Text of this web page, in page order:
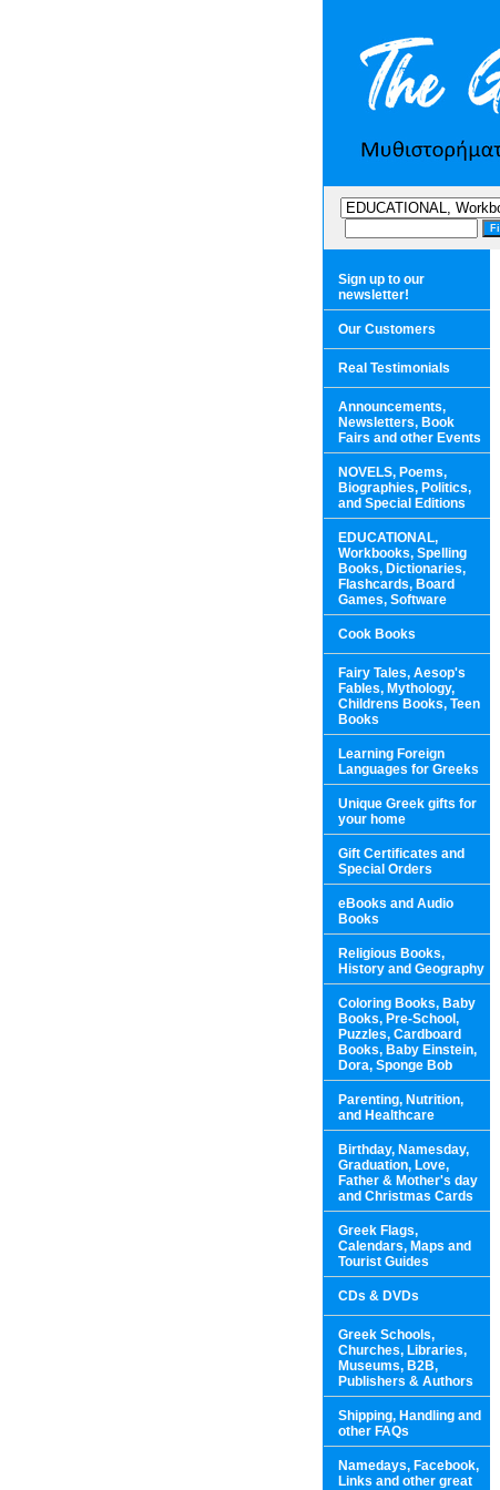
Sign up to our
newsletter!
Our Customers
Real Testimonials
Announcements,
Newsletters, Book
Fairs and other Events
NOVELS, Poems,
Biographies, Politics,
and Special Editions
EDUCATIONAL,
Workbooks, Spelling
Books, Dictionaries,
Flashcards, Board
Games, Software
Cook Books
Fairy Tales, Aesop's
Fables, Mythology,
Childrens Books, Teen
Books
Learning Foreign
Languages for Greeks
Unique Greek gifts for
your home
Gift Certificates and
Special Orders
eBooks and Audio
Books
Religious Books,
History and Geography
Coloring Books, Baby
Books, Pre-School,
Puzzles, Cardboard
Books, Baby Einstein,
Dora, Sponge Bob
Parenting, Nutrition,
and Healthcare
Birthday, Namesday,
Graduation, Love,
Father & Mother's day
and Christmas Cards
Greek Flags,
Calendars, Maps and
Tourist Guides
CDs & DVDs
Greek Schools,
Churches, Libraries,
Museums, B2B,
Publishers & Authors
Shipping, Handling and
other FAQs
Namedays, Facebook,
Links and other great